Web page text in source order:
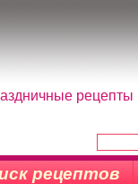
рецепты
рецептов